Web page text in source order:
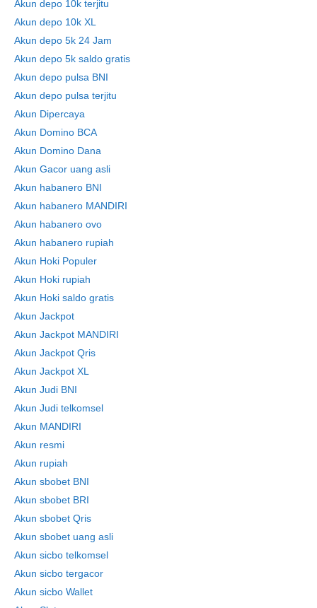
Akun depo 10k terjitu
Akun depo 10k XL
Akun depo 5k 24 Jam
Akun depo 5k saldo gratis
Akun depo pulsa BNI
Akun depo pulsa terjitu
Akun Dipercaya
Akun Domino BCA
Akun Domino Dana
Akun Gacor uang asli
Akun habanero BNI
Akun habanero MANDIRI
Akun habanero ovo
Akun habanero rupiah
Akun Hoki Populer
Akun Hoki rupiah
Akun Hoki saldo gratis
Akun Jackpot
Akun Jackpot MANDIRI
Akun Jackpot Qris
Akun Jackpot XL
Akun Judi BNI
Akun Judi telkomsel
Akun MANDIRI
Akun resmi
Akun rupiah
Akun sbobet BNI
Akun sbobet BRI
Akun sbobet Qris
Akun sbobet uang asli
Akun sicbo telkomsel
Akun sicbo tergacor
Akun sicbo Wallet